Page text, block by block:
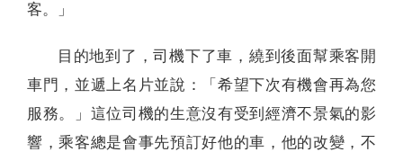
客。」
目的地到了，司機下了車，繞到後面幫乘客開
車門，並遞上名片並說：「希望下次有機會再為您
服務。」這位司機的生意沒有受到經濟不景氣的影
響，乘客總是會事先預訂好他的車，他的改變，不